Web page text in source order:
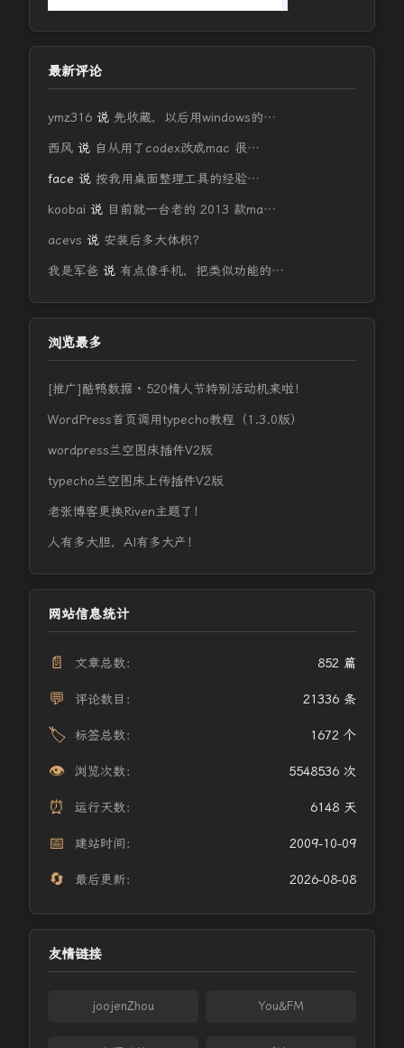
最新评论
ymz316 说 先收藏，以后用windows的…
西风 说 自从用了codex改成mac 很…
face 说 按我用桌面整理工具的经验…
koobai 说 目前就一台老的 2013 款ma…
acevs 说 安装后多大体积？
我是军爸 说 有点像手机，把类似功能的…
浏览最多
[推广]酷鸭数据 · 520情人节特别活动机来啦！
WordPress首页调用typecho教程（1.3.0版）
wordpress兰空图床插件V2版
typecho兰空图床上传插件V2版
老张博客更换Riven主题了！
人有多大胆，AI有多大产！
网站信息统计
📄 文章总数： 852 篇
💬 评论数目： 21336 条
🏷️ 标签总数： 1672 个
👁️ 浏览次数： 5548536 次
⏰ 运行天数： 6148 天
📅 建站时间： 2009-10-09
🔄 最后更新： 2026-08-08
友情链接
joojenZhou You&FM